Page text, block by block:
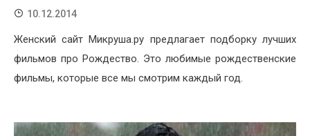
10.12.2014
Женский сайт Микруша.ру предлагает подборку лучших
фильмов про Рождество. Это любимые рождественские
фильмы, которые все мы смотрим каждый год.